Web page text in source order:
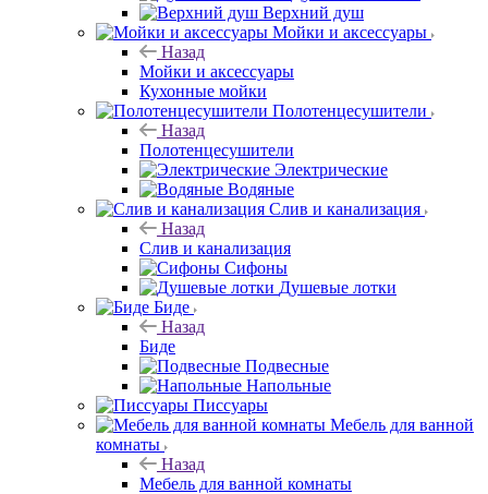
Верхний душ
Мойки и аксессуары
Назад
Мойки и аксессуары
Кухонные мойки
Полотенцесушители
Назад
Полотенцесушители
Электрические
Водяные
Слив и канализация
Назад
Слив и канализация
Сифоны
Душевые лотки
Биде
Назад
Биде
Подвесные
Напольные
Писсуары
Мебель для ванной
комнаты
Назад
Мебель для ванной комнаты